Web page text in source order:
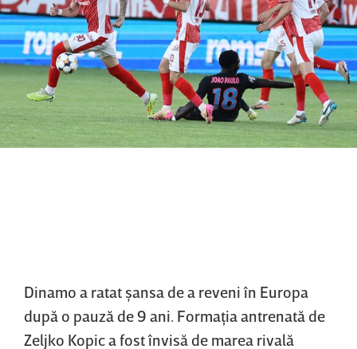
Dinamo a ratat şansa de a reveni în Europa
după o pauză de 9 ani. Formaţia antrenată de
Zeljko Kopic a fost învisă de marea rivală